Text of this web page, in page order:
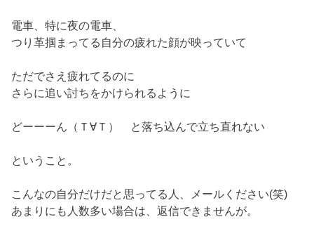
電車、特に夜の電車、
つり革掴まってる自分の疲れた顔が映っていて
ただでさえ疲れてるのに
さらに追い討ちをかけられるように
どーーーん（Ｔ∀Ｔ） と落ち込んで立ち直れない
ということ。
こんなの自分だけだと思ってる人、メールください(笑)
あまりにも人数多い場合は、返信できませんが。